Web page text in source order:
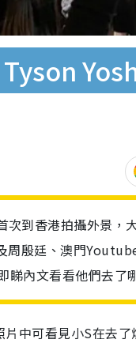
到香港拍攝外景，
殷廷、澳門
內文看看他們去了
中可看見小S在去